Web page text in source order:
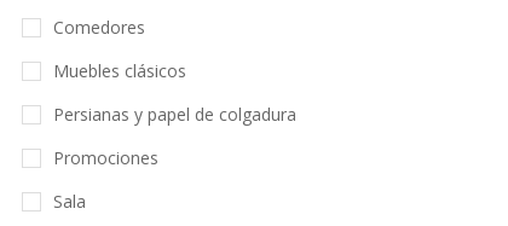
Comedores
Muebles clásicos
Persianas y papel de colgadura
Promociones
Sala